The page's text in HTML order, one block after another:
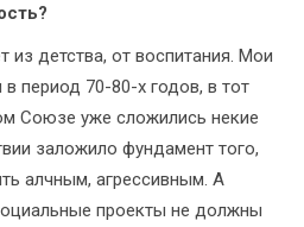
из детства, от воспитания. Мои
период 70-80-х годов, в тот
Союзе уже сложились некие
заложило фундамент того,
алчным, агрессивным. А
проекты не должны